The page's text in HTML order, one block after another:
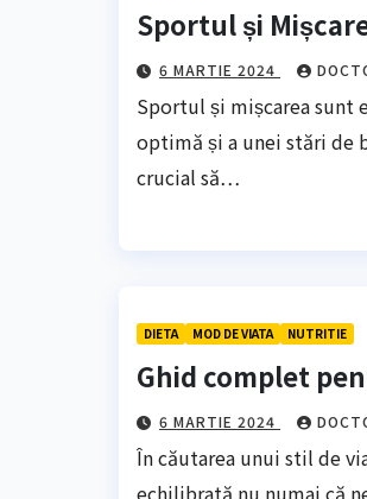
Sportul și
6 MARTIE 2024
Sportul și mișcarea sunt
optimă și a unei stări de
crucial să…
DIETA MOD DE VIATA NUTRITIE
Ghid complet
6 MARTIE 2024
În căutarea unui stil de
echilibrată nu numai că